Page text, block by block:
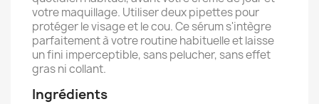
votre maquillage. Utiliser deux pipettes pour
protéger le visage et le cou. Ce sérum s'intègre
parfaitement à votre routine habituelle et laisse
un fini imperceptible, sans pelucher, sans effet
gras ni collant.
Ingrédients